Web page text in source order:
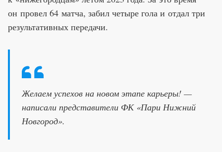
он провел 64 матча, забил четыре гола и отдал три
результативных передачи.
Желаем успехов на новом этапе карьеры! —
написали представители ФК «Пари Нижний
Новгород».